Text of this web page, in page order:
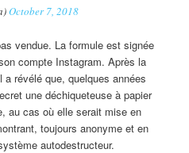
October 7, 2018
vendue. La formule est signée
compte Instagram. Après la
révélé que, quelques années
une déchiqueteuse à papier
au cas où elle serait mise en
toujours anonyme et en
autodestructeur.